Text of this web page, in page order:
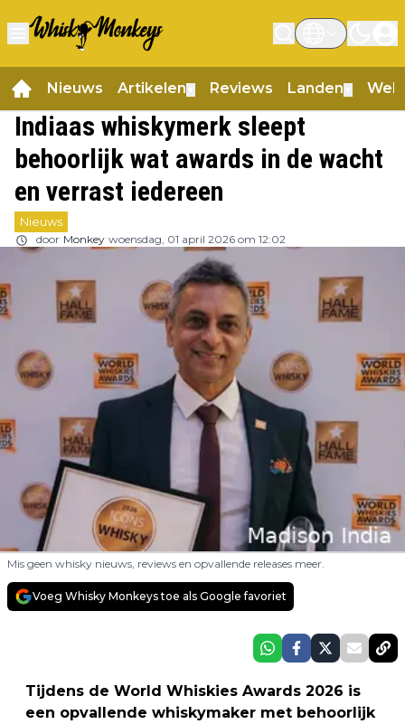
Nieuws Artikelen Reviews Landen
Indiaas whiskymerk sleept
behoorlijk wat awards in de wacht
en verrast iedereen
Nieuws
door Monkey woensdag, 01 april 2026 om 12:02
Mis geen whisky nieuws, reviews en opvallende releases meer.
Voeg Whisky Monkeys toe als Google favoriet
Tijdens de World Whiskies Awards 2026 is
een opvallende whiskymaker met behoorlijk